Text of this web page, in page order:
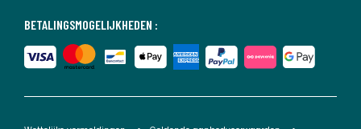
BETALINGSMOGELIJKHEDEN :